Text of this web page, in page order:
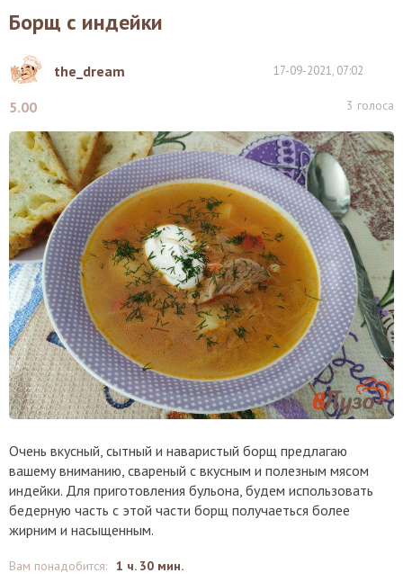
Борщ с индейки
the_dream 17-09-2021, 07:02
5.00 3 голоса
Очень вкусный, сытный и наваристый борщ предлагаю
вашему вниманию, свареный с вкусным и полезным мясом
индейки. Для приготовления бульона, будем использовать
бедерную часть с этой части борщ получаеться более
жирним и насыщенным.
Вам понадобится: 1 ч. 30 мин.